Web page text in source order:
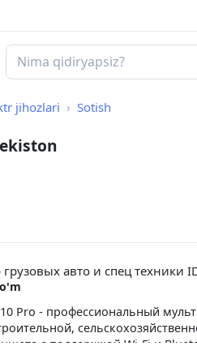
jihozlari Sotish
авто и спец техники
Pro - профессиональный
с поддержкой Wi-Fi и